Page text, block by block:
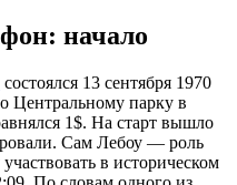
начало
состоялся 13 сентября 1970
Центральному парку в
1$. На старт вышло
Сам Лебоу — роль
в историческом